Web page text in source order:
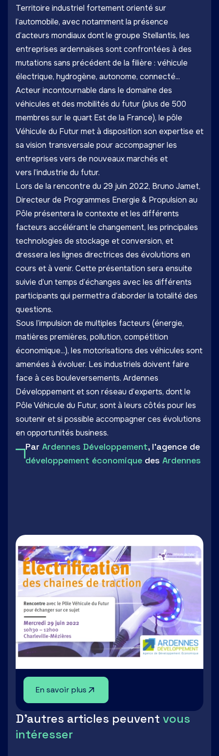
Territoire industriel fortement orienté sur
l’automobile, avec notamment la présence
d’acteurs mondiaux dont le groupe Stellantis, les
entreprises ardennaises sont confrontées à des
mutations sans précédent de la filière : véhicule
électrique, hydrogène, autonome, connecté...
Acteur incontournable dans le domaine des
véhicules et des mobilités du futur (plus de 500
membres sur le quart Est de la France), le pôle
Véhicule du Futur met à disposition son expertise et
sa vision transversale pour accompagner les
entreprises vers de nouveaux marchés et
vers l’industrie du futur.
Lors de la rencontre du 29 juin 2022, Bruno Jamet,
Directeur de Programmes Energie & Propulsion au
Pôle présentera le contexte et les différents
facteurs accélérant le changement, les principales
technologies de stockage et conversion, et
dressera les lignes directrices des évolutions en
cours et à venir. Cette présentation sera ensuite
suivie d’un temps d’échanges avec les différents
participants qui permettra d’aborder la totalité des
questions.
Sous l’impulsion de multiples facteurs (énergie,
matières premières, pollution, compétition
économique...), les motorisations des véhicules sont
amenées à évoluer. Les industriels doivent faire
face à ces bouleversements. Ardennes
Développement et son réseau d’experts, dont le
Pôle Véhicule du Futur, sont à leurs côtés pour les
soutenir et si possible accompagner ces évolutions
en opportunités business.
Par Ardennes Développement, l'agence de
développement économique des Ardennes
En savoir plus
D'autres articles peuvent vous
intéresser